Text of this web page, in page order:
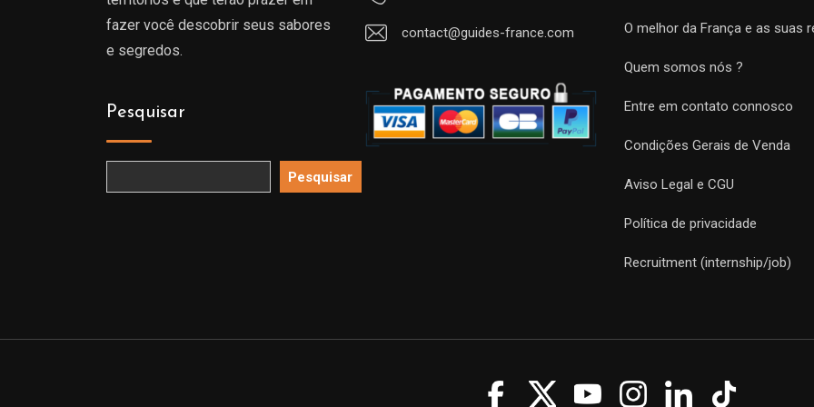
fazer você descobrir seus sabores
e segredos.
Pesquisar
Pesquisar
contact@guides-france.com O melhor da França e as suas
Quem somos nós ?
Entre em contato connosco
Condições Gerais de Venda
Aviso Legal e CGU
Política de privacidade
Recruitment (internship/job)